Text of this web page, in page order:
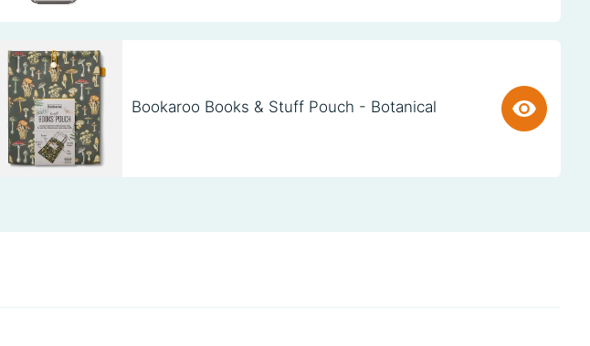
Bookaroo Books & Stuff Pouch - Botanical